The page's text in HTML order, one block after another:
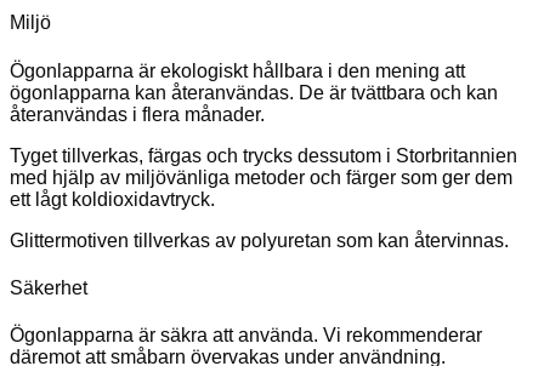
Miljö
Ögonlapparna är ekologiskt hållbara i den mening att
ögonlapparna kan återanvändas. De är tvättbara och kan
återanvändas i flera månader.
Tyget tillverkas, färgas och trycks dessutom i Storbritannien
med hjälp av miljövänliga metoder och färger som ger dem
ett lågt koldioxidavtryck.
Glittermotiven tillverkas av polyuretan som kan återvinnas.
Säkerhet
Ögonlapparna är säkra att använda. Vi rekommenderar
däremot att småbarn övervakas under användning.